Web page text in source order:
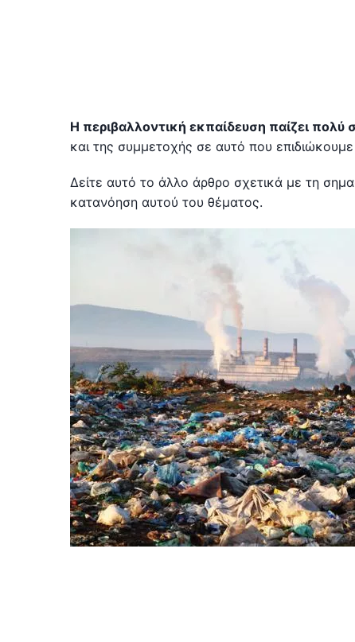
Η περιβαλλοντική εκπαίδευση παίζει πολύ
και της συμμετοχής σε αυτό που
Δείτε αυτό το άλλο άρθρο σχετικά με τη
κατανόηση αυτού του θέματος.